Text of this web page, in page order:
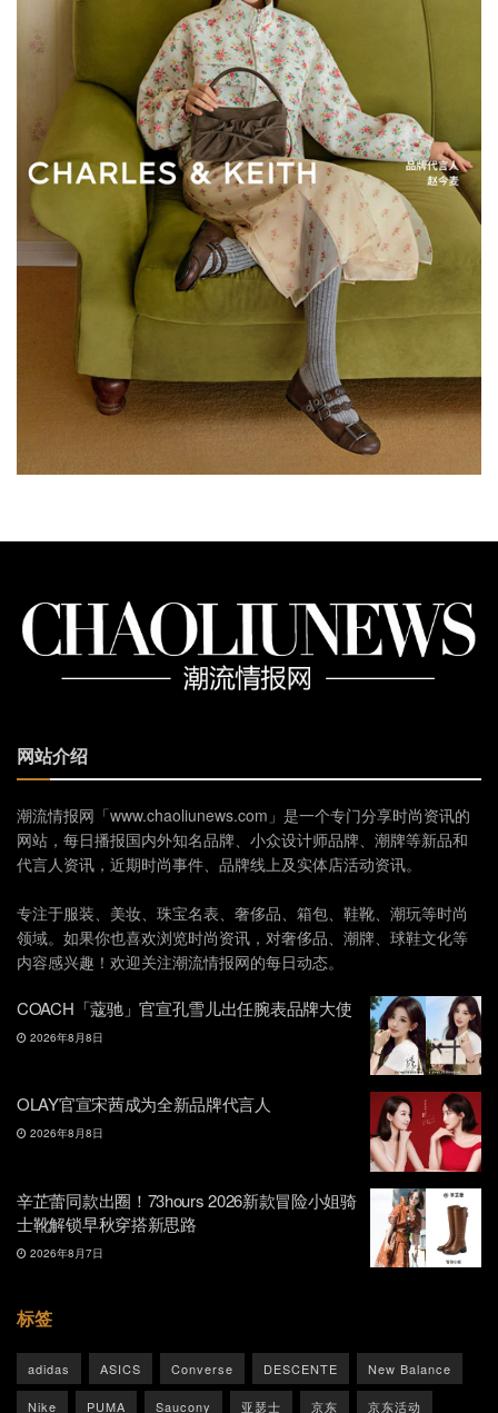
网站介绍
潮流情报网「www.chaoliunews.com」是一个专门分享时尚资讯的
网站，每日播报国内外知名品牌、小众设计师品牌、潮牌等新品和
代言人资讯，近期时尚事件、品牌线上及实体店活动资讯。
专注于服装、美妆、珠宝名表、奢侈品、箱包、鞋靴、潮玩等时尚
领域。如果你也喜欢浏览时尚资讯，对奢侈品、潮牌、球鞋文化等
内容感兴趣！欢迎关注潮流情报网的每日动态。
COACH「蔻驰」官宣孔雪儿出任腕表品牌大使
2026年8月8日
OLAY官宣宋茜成为全新品牌代言人
2026年8月8日
辛芷蕾同款出圈！73hours 2026新款冒险小姐骑
士靴解锁早秋穿搭新思路
2026年8月7日
标签
adidas ASICS Converse DESCENTE New Balance
Nike PUMA Saucony 亚瑟士 京东 京东活动